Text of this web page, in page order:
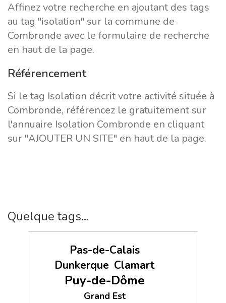
Affinez votre recherche en ajoutant des tags
au tag "isolation" sur la commune de
Combronde avec le formulaire de recherche
en haut de la page.
Référencement
Si le tag Isolation décrit votre activité située à
Combronde, référencez le gratuitement sur
l'annuaire Isolation Combronde en cliquant
sur "AJOUTER UN SITE" en haut de la page.
Quelque tags...
Pas-de-Calais
Dunkerque Clamart
Puy-de-Dôme
Grand Est